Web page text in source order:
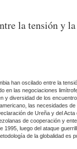
la tensión y
han oscilado entre la
en las negociaciones
y diversidad de los
las necesidades
de Ureña y del
de cooperación y
1995, luego del ataque
de la globalidad es